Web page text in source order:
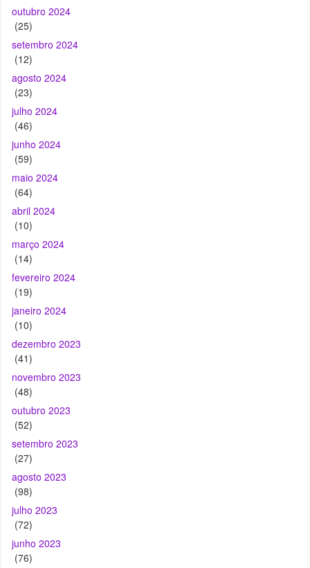
outubro 2024
(25)
setembro 2024
(12)
agosto 2024
(23)
julho 2024
(46)
junho 2024
(59)
maio 2024
(64)
abril 2024
(10)
março 2024
(14)
fevereiro 2024
(19)
janeiro 2024
(10)
dezembro 2023
(41)
novembro 2023
(48)
outubro 2023
(52)
setembro 2023
(27)
agosto 2023
(98)
julho 2023
(72)
junho 2023
(76)